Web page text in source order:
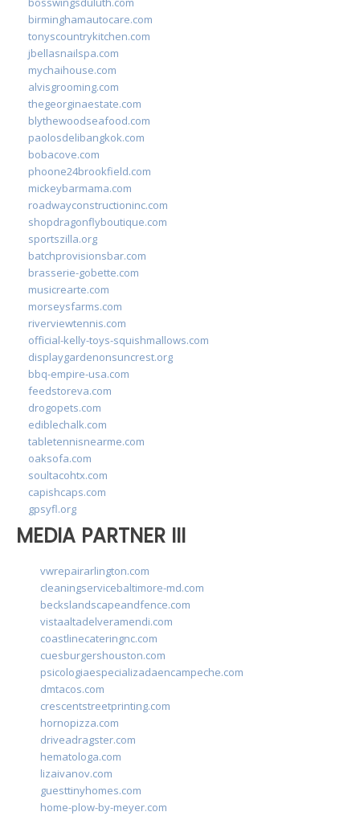
birminghamautocare.com
tonyscountrykitchen.com
jbellasnailspa.com
mychaihouse.com
alvisgrooming.com
thegeorginaestate.com
blythewoodseafood.com
paolosdelibangkok.com
bobacove.com
phoone24brookfield.com
mickeybarmama.com
roadwayconstructioninc.com
shopdragonflyboutique.com
sportszilla.org
batchprovisionsbar.com
brasserie-gobette.com
musicrearte.com
morseysfarms.com
riverviewtennis.com
official-kelly-toys-squishmallows.com
displaygardenonsuncrest.org
bbq-empire-usa.com
feedstoreva.com
drogopets.com
ediblechalk.com
tabletennisnearme.com
oaksofa.com
soultacohtx.com
capishcaps.com
gpsyfl.org
MEDIA PARTNER III
vwrepairarlington.com
cleaningservicebaltimore-md.com
beckslandscapeandfence.com
vistaaltadelveramendi.com
coastlinecateringnc.com
cuesburgershouston.com
psicologiaespecializadaencampeche.com
dmtacos.com
crescentstreetprinting.com
hornopizza.com
driveadragster.com
hematologa.com
lizaivanov.com
guesttinyhomes.com
home-plow-by-meyer.com